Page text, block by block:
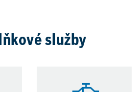
služby